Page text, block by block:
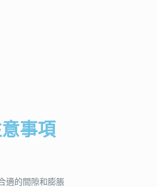
事項
適的間隙和膨脹